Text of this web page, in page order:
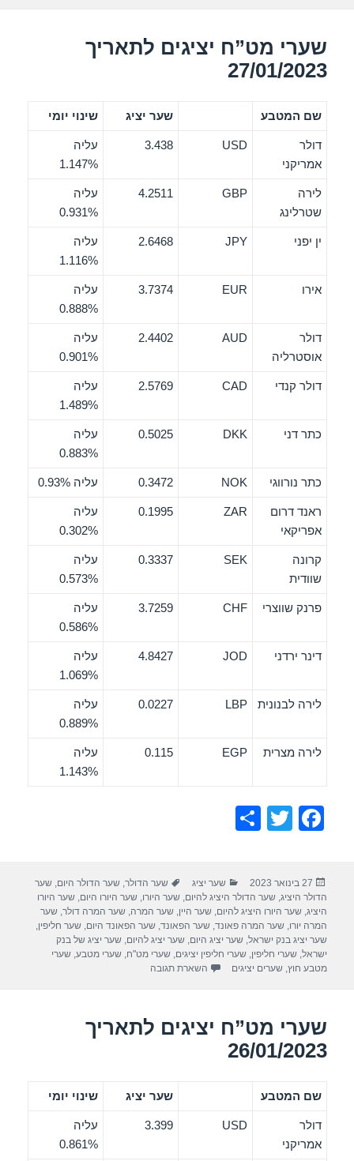
שערי מט”ח יציגים לתאריך
27/01/2023
שם המטבע שער יציג שינוי יומי
דולר
אמריקני
USD
3.438
עליה
1.147%
לירה
שטרלינג
GBP
4.2511
עליה
0.931%
ין יפני JPY
2.6468
עליה
1.116%
אירו EUR
3.7374
עליה
0.888%
דולר
אוסטרליה
AUD
2.4402
עליה
0.901%
דולר קנדי CAD
2.5769
עליה
1.489%
כתר דני DKK
0.5025
עליה
0.883%
כתר נורווגי NOK
0.3472 עליה 0.93%
ראנד דרום
אפריקאי
ZAR
0.1995
עליה
0.302%
קרונה
שוודית
SEK
0.3337
עליה
0.573%
פרנק שווצרי CHF
3.7259
עליה
0.586%
דינר ירדני JOD
4.8427
עליה
1.069%
לירה לבנונית LBP
0.0227
עליה
0.889%
לירה מצרית EGP
0.115
עליה
1.143%
F
e
b
o
o
T
er
e
פורסם
בתאריך
27 בינואר 2023 קטגוריות
שער יציג תגיות
שער הדולר ,שער הדולר היום ,שער
הדולר היציג ,שער הדולר היציג להיום ,שער היורו ,שער היורו היום ,שער היורו
היציג ,שער היורו היציג להיום ,שער היין ,שער המרה ,שער המרה דולר ,שער
המרה יורו ,שער המרה פאונד ,שער הפאונד ,שער הפאונד היום ,שער חליפין
שער יציג בנק ישראל ,שער יציג היום ,שער יציג להיום ,שער יציג של בנק
ישראל ,שערי חליפין ,שערי חליפין יציגים ,שערי מט"ח ,שערי מטבע ,שערי
מטבע חוץ ,שערים יציגים השארת תגובה
שערי מט”ח יציגים לתאריך
26/01/2023
שם המטבע שער יציג שינוי יומי
דולר
אמריקני
USD
3.399
עליה
0.861%